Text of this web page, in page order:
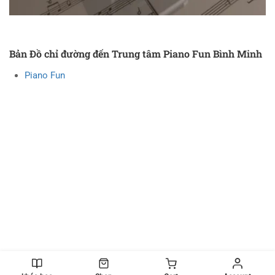
Bản Đồ chỉ đường đến Trung tâm Piano Fun Bình Minh
Piano Fun